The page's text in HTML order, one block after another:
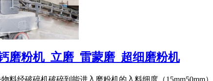
磨粉机_立磨_雷蒙磨_超细磨粉机
料经破碎机破碎到能进入磨粉机的入料细度（15mm50mm